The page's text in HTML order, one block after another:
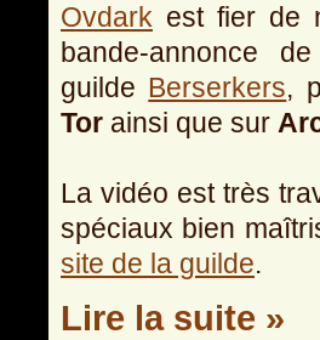
Ovdark est fier de
bande-annonce
guilde Berserkers,
Tor ainsi que sur
La vidéo est très
spéciaux bien
site de la guilde.
Lire la suite »